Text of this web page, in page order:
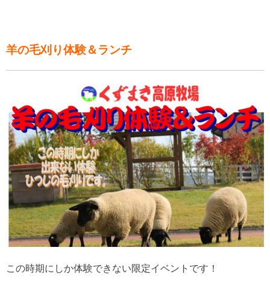
羊の毛刈り体験＆ランチ
この時期にしか体験できない限定イベントです！